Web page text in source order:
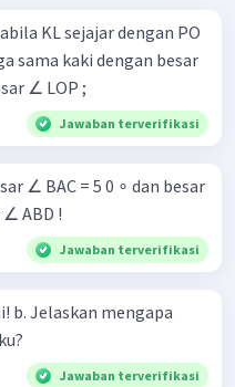
sama kaki dengan besar
∘ . Tentukan: b. besar ∠ LOP ;
Jawaban terverifikasi
ABD !
Jawaban terverifikasi
Jawaban terverifikasi